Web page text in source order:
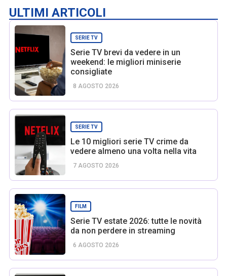
ULTIMI ARTICOLI
SERIE TV
Serie TV brevi da vedere in un
weekend: le migliori miniserie
consigliate
8 AGOSTO 2026
SERIE TV
Le 10 migliori serie TV crime da
vedere almeno una volta nella vita
7 AGOSTO 2026
FILM
Serie TV estate 2026: tutte le novità
da non perdere in streaming
6 AGOSTO 2026